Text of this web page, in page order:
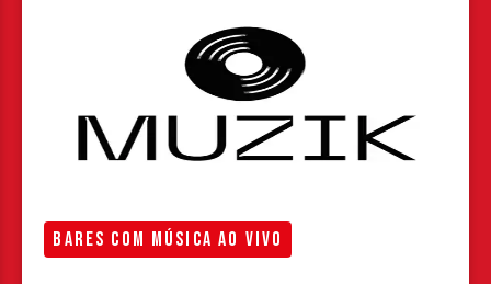
BARES COM MÚSICA AO VIVO